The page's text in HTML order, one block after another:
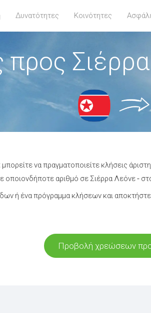
Δυνατότητες Κοινότητες
να πραγματοποιείτε κλήσεις
οποιονδήποτε αριθμό σε Σιέρρα Λεόνε -
ή ένα πρόγραμμα κλήσεων και
Προβολή χρεώσεων